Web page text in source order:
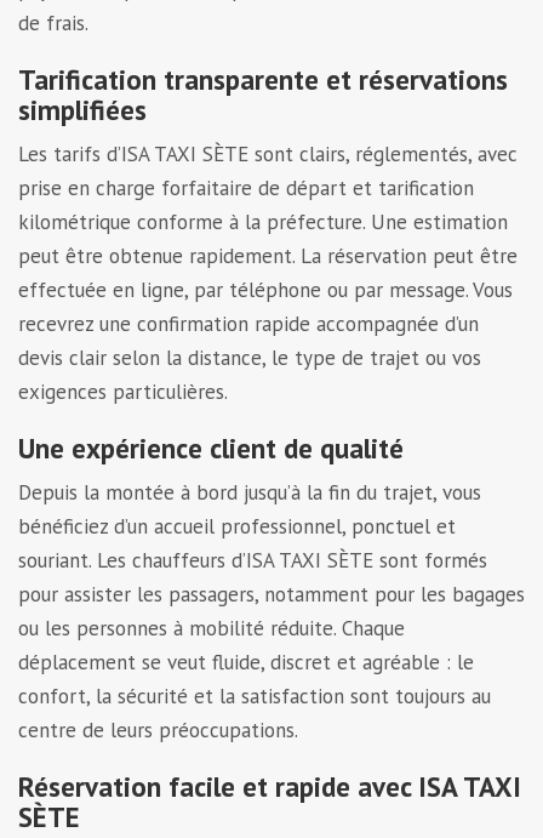
de frais.
Tarification transparente et réservations
simplifiées
Les tarifs d’ISA TAXI SÈTE sont clairs, réglementés, avec
prise en charge forfaitaire de départ et tarification
kilométrique conforme à la préfecture. Une estimation
peut être obtenue rapidement. La réservation peut être
effectuée en ligne, par téléphone ou par message. Vous
recevrez une confirmation rapide accompagnée d’un
devis clair selon la distance, le type de trajet ou vos
exigences particulières.
Une expérience client de qualité
Depuis la montée à bord jusqu’à la fin du trajet, vous
bénéficiez d’un accueil professionnel, ponctuel et
souriant. Les chauffeurs d’ISA TAXI SÈTE sont formés
pour assister les passagers, notamment pour les bagages
ou les personnes à mobilité réduite. Chaque
déplacement se veut fluide, discret et agréable : le
confort, la sécurité et la satisfaction sont toujours au
centre de leurs préoccupations.
Réservation facile et rapide avec ISA TAXI
SÈTE